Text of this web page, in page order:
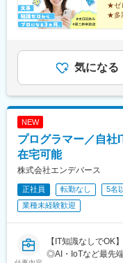
★ゼ
★多
気になる
NEW
プログラマー／自社
在宅可能
株式会社エンデバース
正社員 転勤なし 5名
業種未経験歓迎
【IT知識なしでOK
◎AI・IoTなど最先